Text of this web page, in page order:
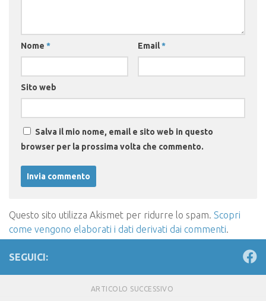
Nome * Email*
Sito web
Salva il mio nome, email e sito web in questo
browser per la prossima volta che commento.
Questo sito utilizza Akismet per ridurre lo spam. Scopri
come vengono elaborati i dati derivati dai commenti.
SEGUICI:
ARTICOLO SUCCESSIVO